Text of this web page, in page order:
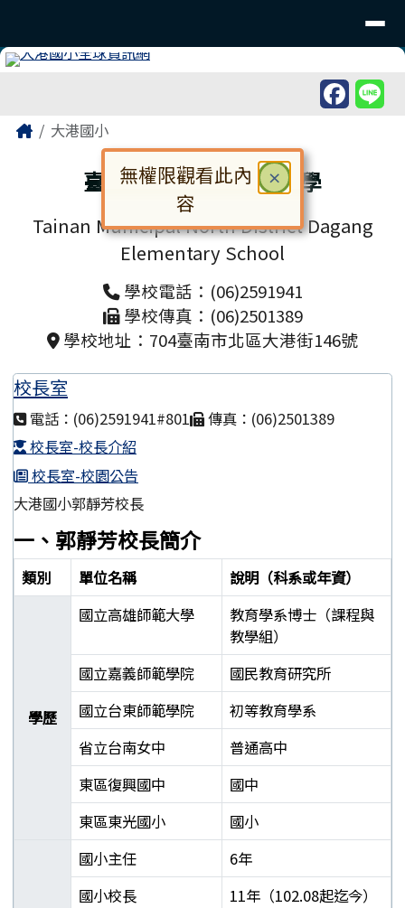
主內容區域
Home大港國小
臺南市北區大港國民小學
Tainan Municipal North District Dagang
Elementary School
學校電話：(06)2591941
學校傳真：(06)2501389
學校地址：704臺南市北區大港街146號
校長室
電話：(06)2591941#801
傳真：(06)2501389
校長室-校長介紹
校長室-校園公告
大港國小郭靜芳校長
一、郭靜芳校長簡介
類別 單位名稱 說明（科系或年資）
學歷
國立高雄師範大學
教育學系博士（課程與
教學組）
國立嘉義師範學院
國民教育研究所
國立台東師範學院
初等教育學系
省立台南女中
普通高中
東區復興國中
國中
東區東光國小
國小
國小主任
6年
國小校長
11年（102.08起迄今）
頁尾區域
× 關閉
無權限觀看此內
容
對話框已開啟。請使用 Tab 鍵在